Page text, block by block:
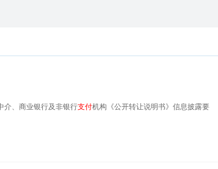
介、商业银行及非银行支付机构《公开转让说明书》信息披露要